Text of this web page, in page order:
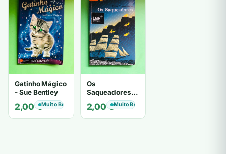
Gatinho Mágico
- Sue Bentley
2,00€Muito Bom
Os
Saqueadores -
Iain Lawrence
2,00€Muito Bom